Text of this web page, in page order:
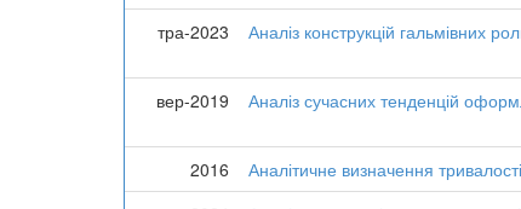
тра-2023
Аналіз конструкцій гальмівних
вер-2019
Аналіз сучасних тенденцій
2016
Аналітичне визначення